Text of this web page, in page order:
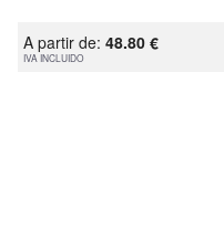
A partir de: 48.80 €
IVA INCLUIDO